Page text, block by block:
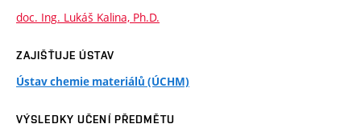
doc. Ing. Lukáš Kalina, Ph.D.
ZAJIŠŤUJE ÚSTAV
Ústav chemie materiálů (ÚCHM)
VÝSLEDKY UČENÍ PŘEDMĚTU